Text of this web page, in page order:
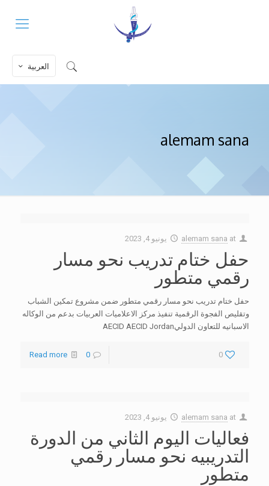
العربية
alemam sana
alemam sana at يونيو 4, 2023
حفل ختام تدريب نحو مسار
رقمي متطور
حفل ختام تدريب نحو مسار رقمي متطور ضمن مشروع تمكين الشباب
وتقليص الفجوة الرقمية تنفيذ مركز الاعلاميات العربيات بدعم من الوكاله
الاسبانيه للتعاون الدوليAECID AECID Jordan
0
0
Read more
alemam sana at يونيو 4, 2023
فعاليات اليوم الثاني من الدورة
التدريبيه نحو مسار رقمي
متطور